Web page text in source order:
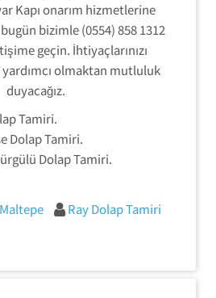
Kapı onarım hizmetlerine
bizimle (0554) 858 1312
geçin. İhtiyaçlarınızı
olmaktan mutluluk
duyacağız.
Tamiri.
Dolap Tamiri.
Dolap Tamiri.
Ray Dolap Tamiri